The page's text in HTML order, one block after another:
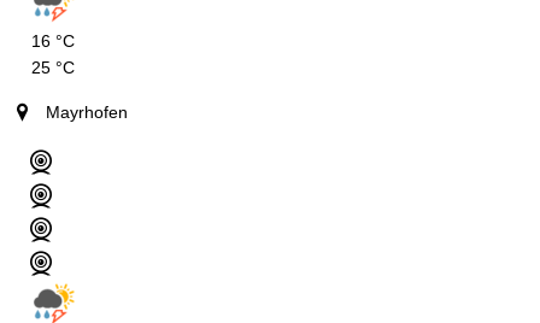
16 °C
25 °C
Mayrhofen